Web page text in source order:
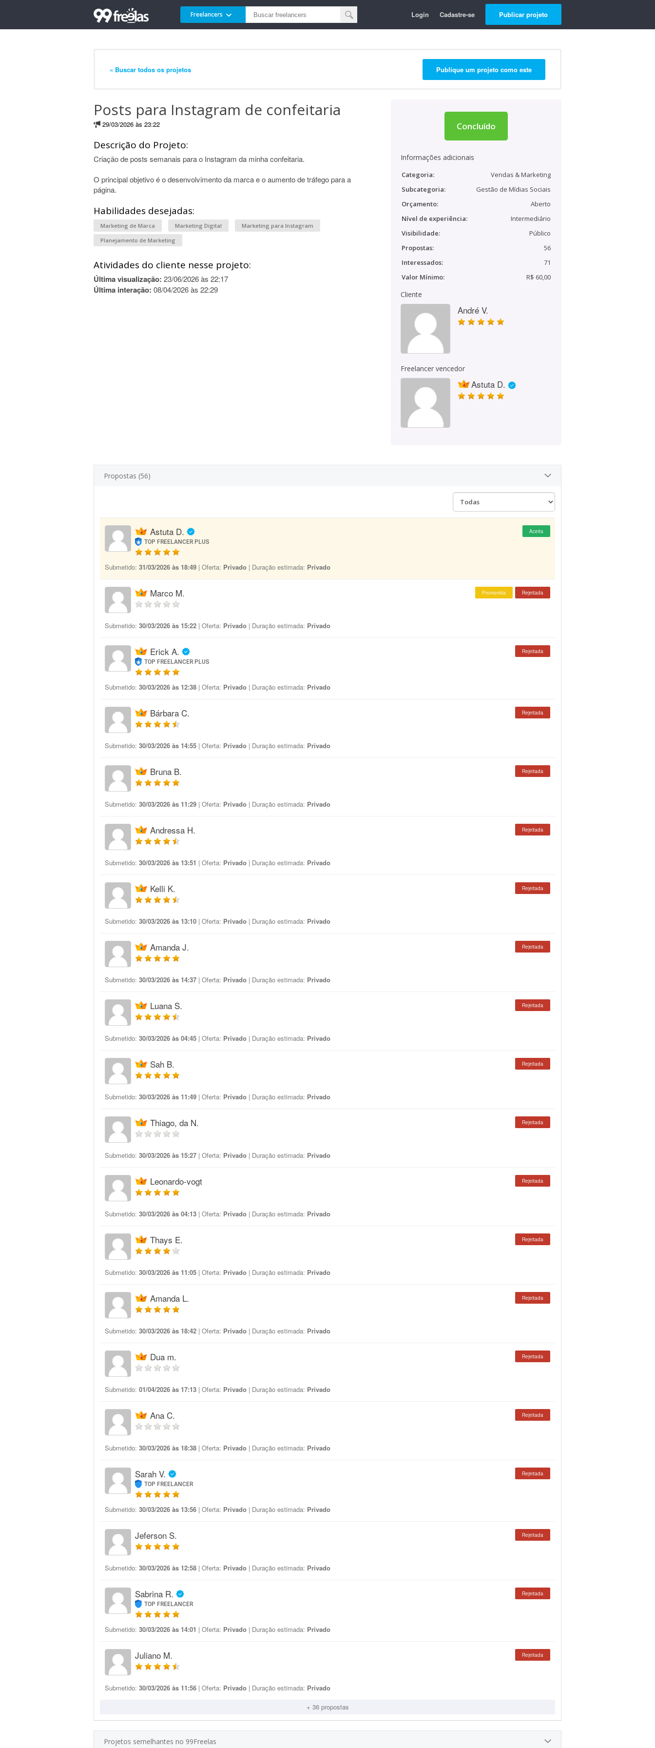
Freelancers Login Cadastre-se Publicar projeto
« Buscar todos os projetos Publique um projeto como este
Posts para Instagram de confeitaria
29/03/2026 às 23:22
Descrição do Projeto:
Criação de posts semanais para o Instagram da minha confeitaria.
O principal objetivo é o desenvolvimento da marca e o aumento de tráfego para a
página.
Habilidades desejadas:
Marketing de Marca Marketing Digital
Marketing para Instagram
Planejamento de Marketing
Atividades do cliente nesse projeto:
Última visualização: 23/06/2026 às 22:17
Última interação: 08/04/2026 às 22:29
Concluído
Informações adicionais
Categoria:
Vendas & Marketing
Subcategoria:
Gestão de Mídias Sociais
Orçamento:
Aberto
Nível de experiência:
Intermediário
Visibilidade:
Público
Propostas:
56
Interessados:
71
Valor Mínimo:
R$ 60,00
Cliente
André V.
Freelancer vencedor
Astuta D.
Propostas (56)
Astuta D.
TOP FREELANCER PLUS
Aceita
Submetido: 31/03/2026 às 18:49 | Oferta: Privado | Duração estimada: Privado
Marco M. Promovida Rejeitada
Submetido: 30/03/2026 às 15:22 | Oferta: Privado | Duração estimada: Privado
Erick A.
TOP FREELANCER PLUS
Rejeitada
Submetido: 30/03/2026 às 12:38 | Oferta: Privado | Duração estimada: Privado
Bárbara C. Rejeitada
Submetido: 30/03/2026 às 14:55 | Oferta: Privado | Duração estimada: Privado
Bruna B. Rejeitada
Submetido: 30/03/2026 às 11:29 | Oferta: Privado | Duração estimada: Privado
Andressa H. Rejeitada
Submetido: 30/03/2026 às 13:51 | Oferta: Privado | Duração estimada: Privado
Kelli K. Rejeitada
Submetido: 30/03/2026 às 13:10 | Oferta: Privado | Duração estimada: Privado
Amanda J. Rejeitada
Submetido: 30/03/2026 às 14:37 | Oferta: Privado | Duração estimada: Privado
Luana S. Rejeitada
Submetido: 30/03/2026 às 04:45 | Oferta: Privado | Duração estimada: Privado
Sah B. Rejeitada
Submetido: 30/03/2026 às 11:49 | Oferta: Privado | Duração estimada: Privado
Thiago, da N. Rejeitada
Submetido: 30/03/2026 às 15:27 | Oferta: Privado | Duração estimada: Privado
Leonardo-vogt Rejeitada
Submetido: 30/03/2026 às 04:13 | Oferta: Privado | Duração estimada: Privado
Thays E. Rejeitada
Submetido: 30/03/2026 às 11:05 | Oferta: Privado | Duração estimada: Privado
Amanda L. Rejeitada
Submetido: 30/03/2026 às 18:42 | Oferta: Privado | Duração estimada: Privado
Dua m. Rejeitada
Submetido: 01/04/2026 às 17:13 | Oferta: Privado | Duração estimada: Privado
Ana C. Rejeitada
Submetido: 30/03/2026 às 18:38 | Oferta: Privado | Duração estimada: Privado
Sarah V.
TOP FREELANCER
Rejeitada
Submetido: 30/03/2026 às 13:56 | Oferta: Privado | Duração estimada: Privado
Jeferson S. Rejeitada
Submetido: 30/03/2026 às 12:58 | Oferta: Privado | Duração estimada: Privado
Sabrina R.
TOP FREELANCER
Rejeitada
Submetido: 30/03/2026 às 14:01 | Oferta: Privado | Duração estimada: Privado
Juliano M. Rejeitada
Submetido: 30/03/2026 às 11:56 | Oferta: Privado | Duração estimada: Privado
+ 36 propostas
Projetos semelhantes no 99Freelas